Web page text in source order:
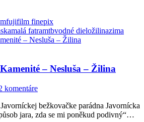
fujifilm finepix
malá fatramtbvodné dieložilinazima
– Nesluša – Žilina
komentáre
bežkovačke parádna Javornícka
jara, zda se mi poněkud podivný“…